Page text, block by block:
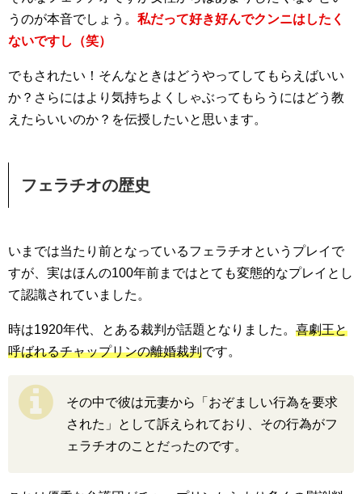
うのが本音でしょう。 私だって好き好んでクンニはしたく
ないですし（笑）
でもされたい！そんなときはどうやってしてもらえばいい
か？さらにはより気持ちよくしゃぶってもらうにはどう教
えたらいいのか？を伝授したいと思います。
フェラチオの歴史
いまでは当たり前となっているフェラチオというプレイで
すが、実はほんの100年前まではとても変態的なプレイとし
て認識されていました。
時は1920年代、とある裁判が話題となりました。 喜劇王と
呼ばれるチャップリンの離婚裁判です。
その中で彼は元妻から「おぞましい行為を要求
された」として訴えられており、その行為がフ
ェラチオのことだったのです。